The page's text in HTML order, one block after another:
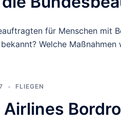
für Menschen mit
Welche
FLIEGEN
Airlines